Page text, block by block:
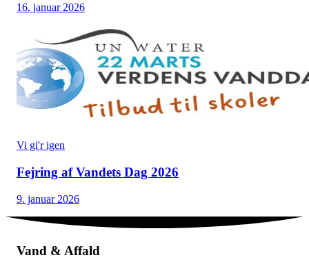
16. januar 2026
Vi gi'r igen
Fejring af Vandets Dag 2026
9. januar 2026
Vand & Affald